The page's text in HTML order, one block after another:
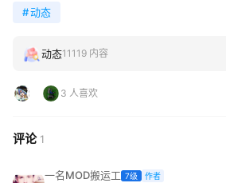
#动态
动态11119 内容
3 人喜欢
评论 1
一名MOD搬运工 7级 作者